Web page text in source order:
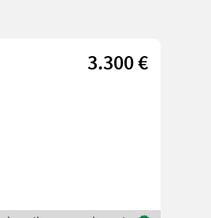
3.300 €